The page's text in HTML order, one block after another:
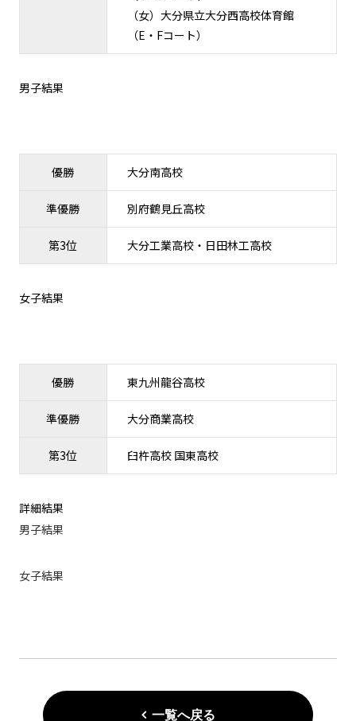
（女）大分県立大分西高校体育館
（E・Fコート）
男子結果
優勝 大分南高校
準優勝 別府鶴見丘高校
第3位 大分工業高校・日田林工高校
女子結果
優勝 東九州龍谷高校
準優勝 大分商業高校
第3位 臼杵高校 国東高校
詳細結果
男子結果
女子結果
一覧へ戻る